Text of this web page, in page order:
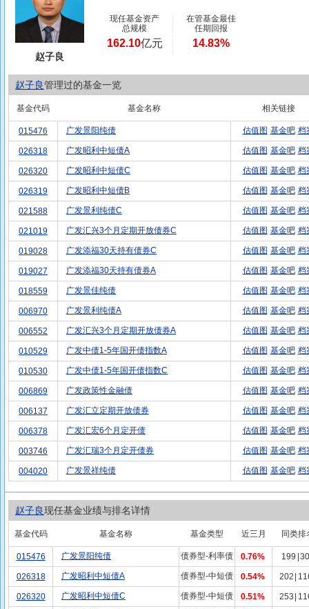
赵子良
现任基金资产
总规模
162.10亿元
在管基金最佳
任期回报
14.83%
赵子良管理过的基金一览
基金代码 基金名称 相关链接
015476 广发景阳纯债 估值图 基金吧 档
026318 广发昭利中短债A 估值图 基金吧 档
026320 广发昭利中短债C 估值图 基金吧 档
026319 广发昭利中短债B 估值图 基金吧 档
021588 广发景利纯债C 估值图 基金吧 档
021019 广发汇兴3个月定期开放债券C 估值图 基金吧 档
019028 广发添福30天持有债券C 估值图 基金吧 档
019027 广发添福30天持有债券A 估值图 基金吧 档
018559 广发景佳纯债 估值图 基金吧 档
006970 广发景利纯债A 估值图 基金吧 档
006552 广发汇兴3个月定期开放债券A 估值图 基金吧 档
010529 广发中债1-5年国开债指数A 估值图 基金吧 档
010530 广发中债1-5年国开债指数C 估值图 基金吧 档
006869 广发政策性金融债 估值图 基金吧 档
006137 广发汇立定期开放债券 估值图 基金吧 档
006378 广发汇宏6个月定开债 估值图 基金吧 档
003746 广发汇瑞3个月定开债券 估值图 基金吧 档
004020 广发景祥纯债 估值图 基金吧 档
赵子良现任基金业绩与排名详情
基金代码 基金名称 基金类型 近三月 同类排
015476 广发景阳纯债 债券型-利率债 0.76% 199
026318 广发昭利中短债A 债券型-中短债 0.54% 202
026320 广发昭利中短债C 债券型-中短债 0.51% 253